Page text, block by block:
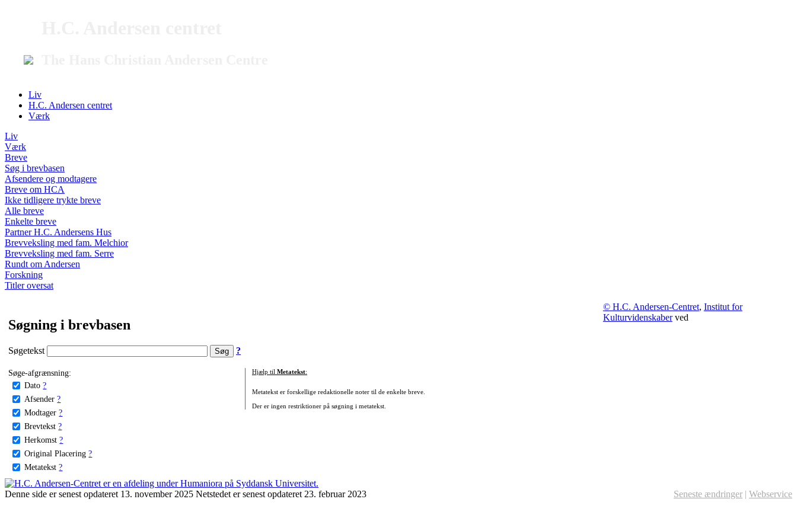
Liv
H.C. Andersen centret
Værk
Liv
Værk
Breve
Søg i brevbasen
Afsendere og modtagere
Breve om HCA
Ikke tidligere trykte breve
Alle breve
Enkelte breve
Partner H.C. Andersens Hus
Brevveksling med fam. Melchior
Brevveksling med fam. Serre
Rundt om Andersen
Forskning
Titler oversat
Søgning i brevbasen
Søgetekst ?
Søge-afgrænsning:
Dato ?
Afsender ?
Modtager ?
Brevtekst ?
Herkomst ?
Original Placering ?
Metatekst ?
Hjælp til Metatekst:
Metatekst er forskellige redaktionelle noter til de enkelte breve.
Der er ingen restriktioner på søgning i metatekst.
© H.C. Andersen-Centret, Institut for
Kulturvidenskaberved
Denne side er senest opdateret 13. november 2025 Netstedet er senest opdateret 23. februar 2023 Seneste ændringer | Webservice